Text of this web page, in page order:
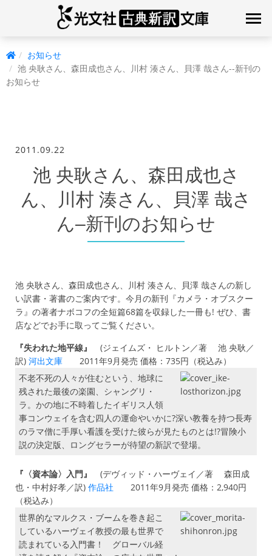
お知らせ
池 央耿さん、森田成也さん、川村 湊さん、貝澤 哉さん--新刊の
お知らせ
2011.09.22
池 央耿さん、森田成也さ
ん、川村 湊さん、貝澤 哉さ
ん–新刊のお知らせ
池 央耿さん、森田成也さん、川村 湊さん、貝澤 哉さんの新し
い訳書・著書のご案内です。今月の新刊『カメラ・オブスクー
ラ』の著者ナボコフの全短篇68篇を収録した一冊も! ぜひ、書
店などでお手に取ってご覧ください。
『失われた地平線』 (ジェイムズ・ ヒルトン／著 池 央耿／
訳) 河出文庫 2011年9月発売 価格：735円（税込み）
不老不死の人々が住むという、地球に
残された最後の楽園、シャングリ・
ラ。かの地に不時着したイギリス人領
事コンウェイを含む四人の運命やいかに?深い教養を持つ長寿
のラマ僧に手厚い看護を受けた彼らが見たものとは!?冒険小
説の決定版、ロングセラーが待望の新訳で登場。
『〈資本論〉入門』 (デヴィッド・ハーヴェイ／著 森田成
也・中村好孝／訳) 作品社 2011年9月発売 価格：2,940円
（税込み）
世界的なマルクス・ブームを巻き起こ
しているハーヴェイ教授の最も世界で
読まれている入門書！ グローバル経